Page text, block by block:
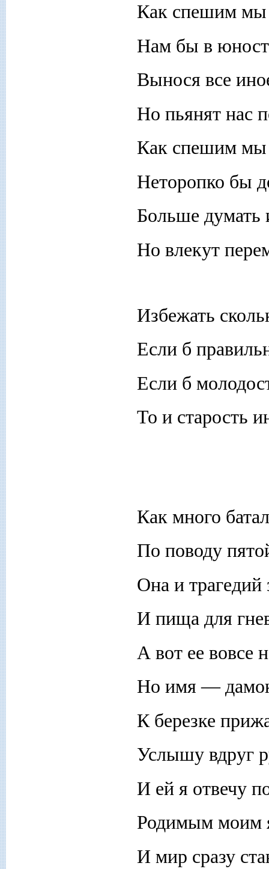
Как спешим
Нам бы в
Вынося все
Но пьянят нас
Как спешим
Неторопко бы
Больше думать
Но влекут
Избежать
Если б
Если б
То и старость
Как много
По поводу
Она и трагедий
И пища для
А вот ее вовсе
Но имя —
К березке
Услышу вдруг
И ей я отвечу
Родимым моим
И мир сразу